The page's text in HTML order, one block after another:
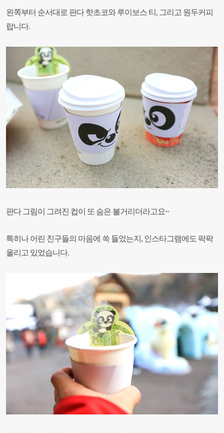
왼쪽부터 순서대로 판다 핫초코와 루이보스 티, 그리고 원두커피
랍니다.
판다 그림이 그려진 컵이 또 숨은 볼거리더라고요~
특히나어린 친구들의 마음에 쏙 들었는지, 인스타그램에도 팍팍
올리고 있었습니다.